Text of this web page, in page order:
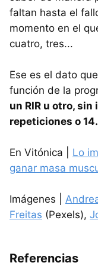
faltan hasta el
momento en el
cuatro, tres...
Ese es el dato
función de la
un RIR u otro,
repeticiones o 14.
En Vitónica | Lo
ganar masa
Imágenes |
Freitas (Pexels),
Referencias